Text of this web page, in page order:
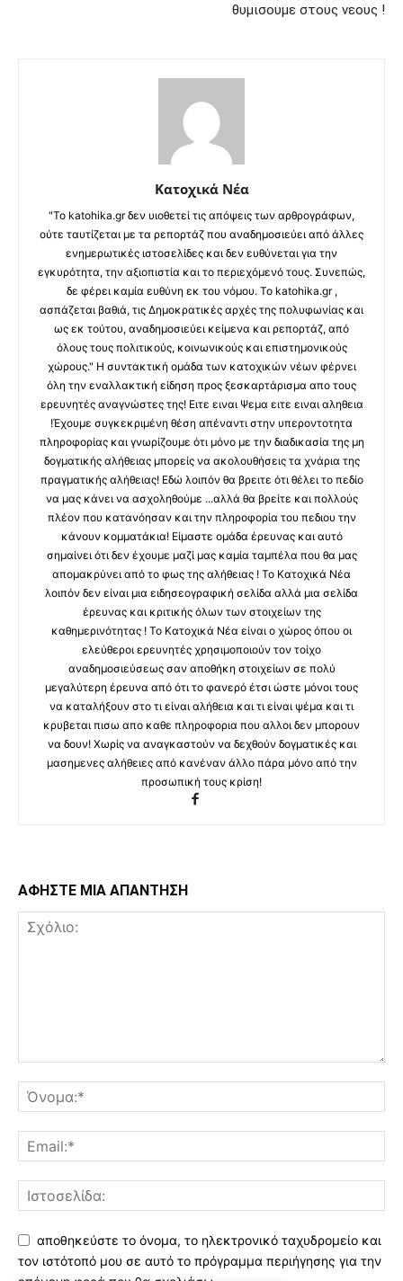
θυμισουμε στους νεους !
Κατοχικά Νέα
"Το katohika.gr δεν υιοθετεί τις απόψεις των αρθρογράφων,
ούτε ταυτίζεται με τα ρεπορτάζ που αναδημοσιεύει από άλλες
ενημερωτικές ιστοσελίδες και δεν ευθύνεται για την
εγκυρότητα, την αξιοπιστία και το περιεχόμενό τους. Συνεπώς,
δε φέρει καμία ευθύνη εκ του νόμου. Το katohika.gr ,
ασπάζεται βαθιά, τις Δημοκρατικές αρχές της πολυφωνίας και
ως εκ τούτου, αναδημοσιεύει κείμενα και ρεπορτάζ, από
όλους τους πολιτικούς, κοινωνικούς και επιστημονικούς
χώρους." Η συντακτική ομάδα των κατοχικών νέων φέρνει
όλη την εναλλακτική είδηση προς ξεσκαρτάρισμα απο τους
ερευνητές αναγνώστες της! Ειτε ειναι Ψεμα ειτε ειναι αληθεια
!Έχουμε συγκεκριμένη θέση απέναντι στην υπεροντοτητα
πληροφορίας και γνωρίζουμε ότι μόνο με την διαδικασία της μη
δογματικής αλήθειας μπορείς να ακολουθήσεις τα χνάρια της
πραγματικής αλήθειας! Εδώ λοιπόν θα βρειτε ότι θέλει το πεδίο
να μας κάνει να ασχοληθούμε ...αλλά θα βρείτε και πολλούς
πλέον που κατανόησαν και την πληροφορία του πεδιου την
κάνουν κομματάκια! Είμαστε ομάδα έρευνας και αυτό
σημαίνει ότι δεν έχουμε μαζί μας καμία ταμπέλα που θα μας
απομακρύνει από το φως της αλήθειας ! Το Κατοχικά Νέα
λοιπόν δεν είναι μια ειδησεογραφική σελίδα αλλά μια σελίδα
έρευνας και κριτικής όλων των στοιχείων της
καθημερινότητας ! Το Κατοχικά Νέα είναι ο χώρος όπου οι
ελεύθεροι ερευνητές χρησιμοποιούν τον τοίχο
αναδημοσιεύσεως σαν αποθήκη στοιχείων σε πολύ
μεγαλύτερη έρευνα από ότι το φανερό έτσι ώστε μόνοι τους
να καταλήξουν στο τι είναι αλήθεια και τι είναι ψέμα και τι
κρυβεται πισω απο καθε πληροφορια που αλλοι δεν μπορουν
να δουν! Χωρίς να αναγκαστούν να δεχθούν δογματικές και
μασημενες αλήθειες από κανέναν άλλο πάρα μόνο από την
προσωπική τους κρίση!
ΑΦΗΣΤΕ ΜΙΑ ΑΠΑΝΤΗΣΗ
αποθηκεύστε το όνομα, το ηλεκτρονικό ταχυδρομείο και
τον ιστότοπό μου σε αυτό το πρόγραμμα περιήγησης για την